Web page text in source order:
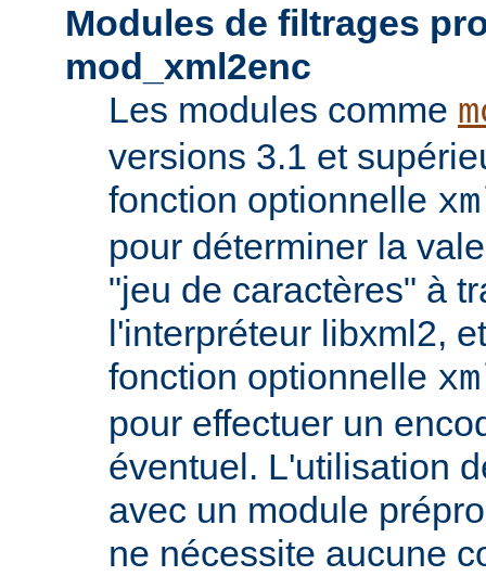
Modules de filtrages
mod_xml2enc
Les modules comme
versions 3.1 et
fonction optionnelle
pour déterminer la
"jeu de caractères" à
l'interpréteur libxml2,
fonction optionnelle
pour effectuer un
éventuel. L'utilisation
avec un module
ne nécessite aucune